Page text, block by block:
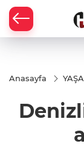
Anasayfa